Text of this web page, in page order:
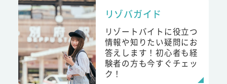
リゾバガイド
リゾートバイトに役立つ
情報や知りたい疑問にお
答えします！初心者も経
験者の方も今すぐチェッ
ク！